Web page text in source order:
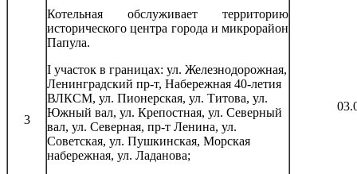
3
Котельная обслуживает территорию
исторического центра города и микрорайон
Папула.
I участок в границах: ул. Железнодорожная,
Ленинградский пр-т, Набережная 40-летия
ВЛКСМ, ул. Пионерская, ул. Титова, ул.
Южный вал, ул. Крепостная, ул. Северный
вал, ул. Северная, пр-т Ленина, ул.
Советская, ул. Пушкинская, Морская
набережная, ул. Ладанова;